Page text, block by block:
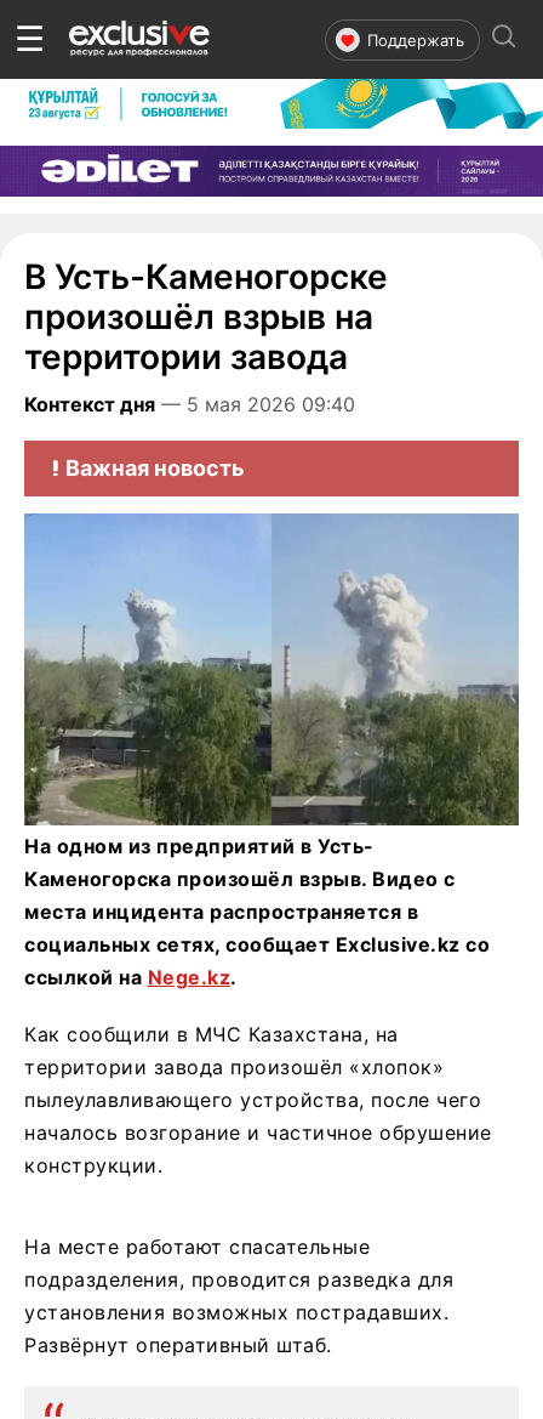
☰ Поддержать
В Усть-Каменогорске
произошёл взрыв на
территории завода
Контекст дня — 5 мая 2026 09:40
Важная новость
На одном из предприятий в Усть-
Каменогорска произошёл взрыв. Видео с
места инцидента распространяется в
социальных сетях, сообщает Еxclusive.kz со
ссылкой на Nege.kz.
Как сообщили в МЧС Казахстана, на
территории завода произошёл «хлопок»
пылеулавливающего устройства, после чего
началось возгорание и частичное обрушение
конструкции.
На месте работают спасательные
подразделения, проводится разведка для
установления возможных пострадавших.
Развёрнут оперативный штаб.